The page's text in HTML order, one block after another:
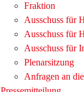
Fraktion
Ausschuss für
Ausschuss für
Ausschuss für
Plenarsitzung
Anfragen an